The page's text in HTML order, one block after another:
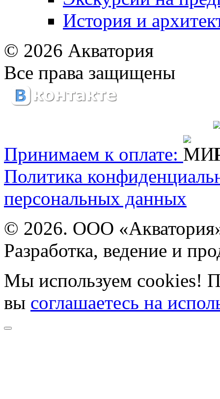
История и
© 2026 Акватория
Все права защищены
Принимаем к оплате:
Политика
персональных данных
© 2026. ООО
Разработка, ведение и
Мы используем cookies!
вы соглашаетесь на